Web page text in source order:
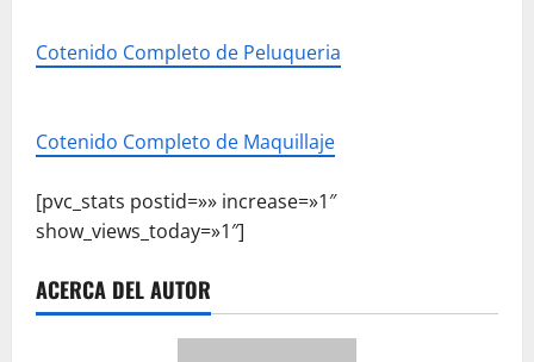
Cotenido Completo de Peluqueria
Cotenido Completo de Maquillaje
[pvc_stats postid=»» increase=»1″
show_views_today=»1″]
ACERCA DEL AUTOR